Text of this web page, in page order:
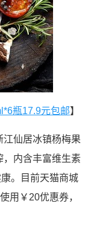
瓶17.9元包邮】
江仙居冰镇杨梅果
，内含丰富维生素
。目前天猫商城
用￥20优惠券，